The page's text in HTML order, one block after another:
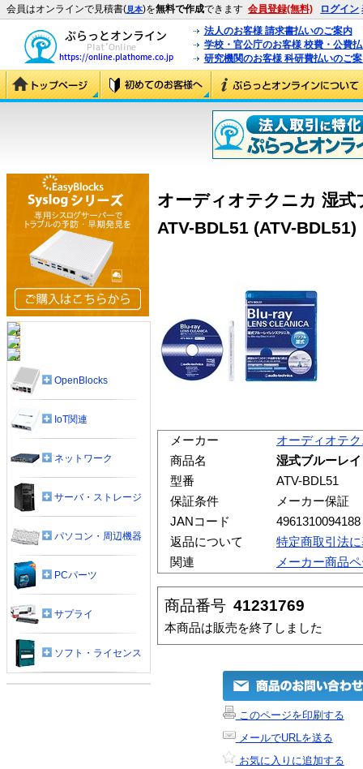
会員はオンラインで見積書(見本)を無料で作成できます 会員登録(無料) ログイン
法人のお客様 請求書払いのご案内
学校・官公庁のお客様 校費・公費
研究機関のお客様 科研費払いのご
オーディオテクニカ 湿
ATV-BDL51 (ATV-BDL51)
メーカー
オーディオテ
商品名
湿式ブルーレ
型番
ATV-BDL51
保証条件
メーカー保証
JANコード
4961310094188
返品について
特定商取引法
関連
メーカー商品
商品番号 41231769
本商品は販売を終了しました
このページを印刷する
メールでURLを送る
お気に入りに追加する
OpenBlocks
IoT関連
ネットワーク
サーバ・ストレージ
パソコン・周辺機器
PCパーツ
サプライ
ソフト・ライセンス